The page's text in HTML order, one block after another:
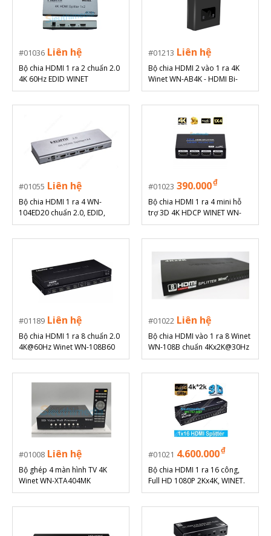
01036 Liên hệ
Bộ chia HDMI 1 ra 2 chuẩn 2.0
4K 60Hz EDID WINET
01213 Liên hệ
Bộ chia HDMI 2 vào 1 ra 4K
Winet WN-AB4K - HDMI Bi-
Direction Switch
01055 Liên hệ
Bộ chia HDMI 1 ra 4 WN-
104ED20 chuẩn 2.0, EDID,
4Kx2K@60Hz WINET
01023 390.000₫
Bộ chia HDMI 1 ra 4 mini hỗ
trợ 3D 4K HDCP WINET WN-
104B1
01189 Liên hệ
Bộ chia HDMI 1 ra 8 chuẩn 2.0
4K@60Hz Winet WN-108B60
01022 Liên hệ
Bộ chia HDMI vào 1 ra 8 Winet
WN-108B chuẩn 4Kx2K@30Hz
01008 Liên hệ
Bộ ghép 4 màn hình TV 4K
Winet WN-XTA404MK
01021 4.600.000₫
Bộ chia HDMI 1 ra 16 công,
Full HD 1080P 2Kx4K, WINET.